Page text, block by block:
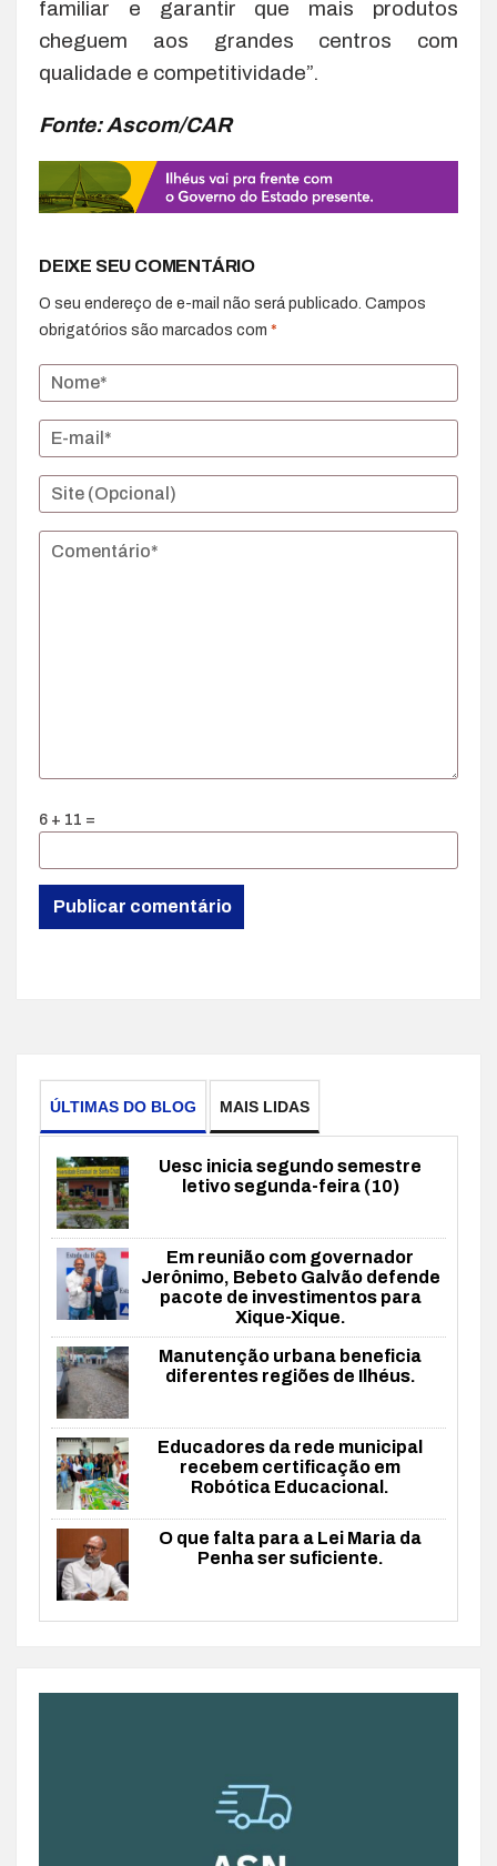
familiar e garantir que mais produtos
cheguem aos grandes centros com
qualidade e competitividade”.
Fonte: Ascom/CAR
DEIXE SEU COMENTÁRIO
O seu endereço de e-mail não será publicado. Campos
obrigatórios são marcados com *
6 + 11 =
ÚLTIMAS DO BLOG MAIS LIDAS
Uesc inicia segundo semestre
letivo segunda-feira (10)
Em reunião com governador
Jerônimo, Bebeto Galvão defende
pacote de investimentos para
Xique-Xique.
Manutenção urbana beneficia
diferentes regiões de Ilhéus.
Educadores da rede municipal
recebem certificação em
Robótica Educacional.
O que falta para a Lei Maria da
Penha ser suficiente.